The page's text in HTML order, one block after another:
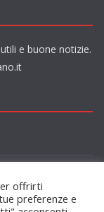
e buone notizie.
offrirti
preferenze e